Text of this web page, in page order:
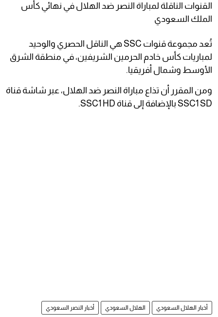
القنوات الناقلة لمباراة النصر ضد الهلال في نهائي كأس
الملك السعودي
تُعد مجموعة قنوات SSC هي الناقل الحصري والوحيد
لمباريات كأس خادم الحرمين الشريفين، في منطقة الشرق
الأوسط وشمال أفريقيا.
ومن المقرر أن تذاع مباراة النصر ضد الهلال، عبر شاشة قناة
SSC1 SD بالإضافة إلى قناة SSC1 HD.
أخبار الهلال السعودي الهلال السعودي أخبار النصر السعودي